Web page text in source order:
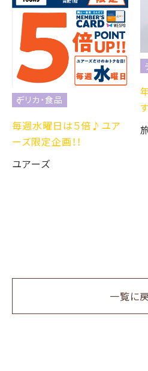
デリカ・食品
毎週水曜日は５倍♪ユア
ーズ限定企画！！
ユアーズ
一覧に